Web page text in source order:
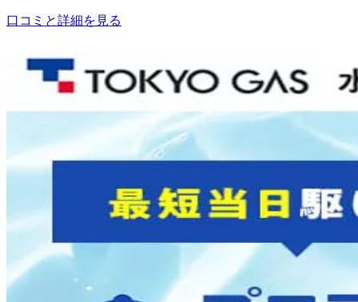
口コミと詳細を見る